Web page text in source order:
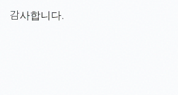
감사합니다.